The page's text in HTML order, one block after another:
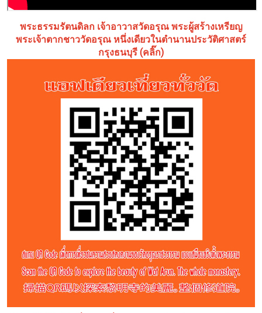
พระธรรมรัตนดิลก เจ้าอาวาสวัดอรุณ พระผู้สร้างเหรียญ
พระเจ้าตากชาววัดอรุณ หนึ่งเดียวในตำนานประวัติศาสตร์
กรุงธนบุรี (คลิ๊ก)